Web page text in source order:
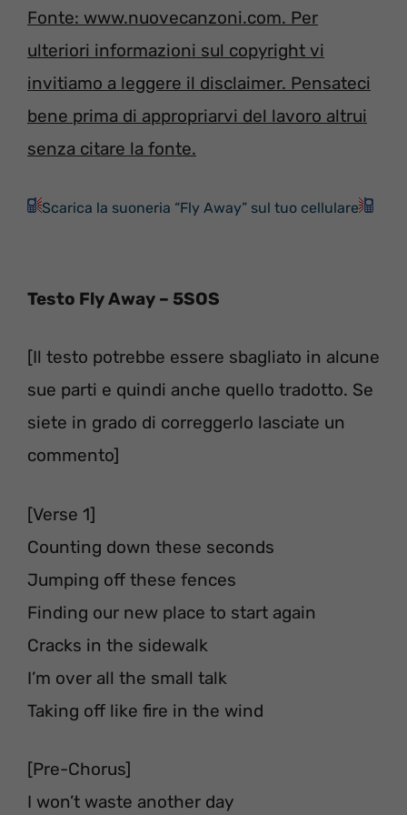
Fonte: www.nuovecanzoni.com. Per
ulteriori informazioni sul copyright vi
invitiamo a leggere il disclaimer. Pensateci
bene prima di appropriarvi del lavoro altrui
senza citare la fonte.
Scarica la suoneria “Fly Away” sul tuo cellulare
Testo Fly Away – 5SOS
[Il testo potrebbe essere sbagliato in alcune
sue parti e quindi anche quello tradotto. Se
siete in grado di correggerlo lasciate un
commento]
[Verse 1]
Counting down these seconds
Jumping off these fences
Finding our new place to start again
Cracks in the sidewalk
I’m over all the small talk
Taking off like fire in the wind
[Pre-Chorus]
I won’t waste another day